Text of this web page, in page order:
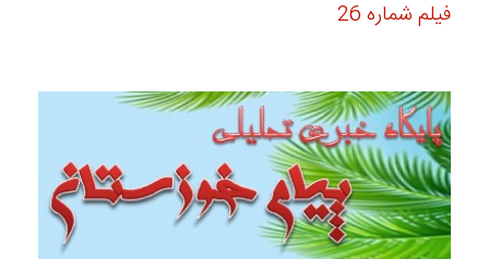
فیلم شماره 26